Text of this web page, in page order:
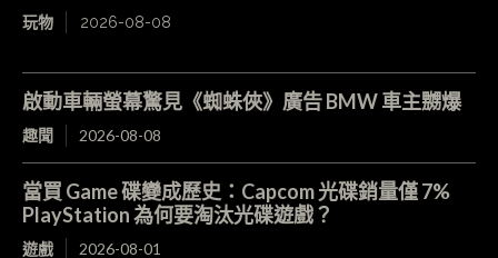
玩物 2026-08-08
啟動車輛螢幕驚見《蜘蛛俠》廣告 BMW 車主嬲爆
趣聞 2026-08-08
當買 Game 碟變成歷史：Capcom 光碟銷量僅 7%
PlayStation 為何要淘汰光碟遊戲？
遊戲 2026-08-01